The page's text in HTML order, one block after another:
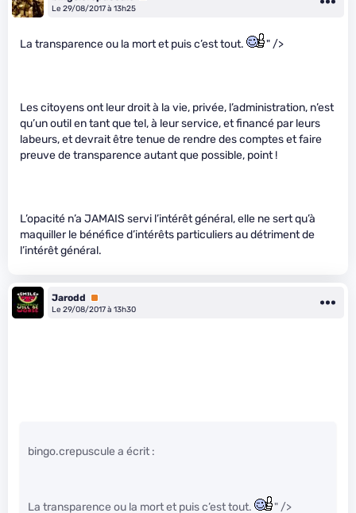
Le 29/08/2017 à 13h25
La transparence ou la mort et puis c’est tout. " />
Les citoyens ont leur droit à la vie, privée, l’administration, n’est
qu’un outil en tant que tel, à leur service, et financé par leurs
labeurs, et devrait être tenue de rendre des comptes et faire
preuve de transparence autant que possible, point !
L’opacité n’a JAMAIS servi l’intérêt général, elle ne sert qu’à
maquiller le bénéfice d’intérêts particuliers au détriment de
l’intérêt général.
Jarodd
Premium
Le 29/08/2017 à 13h30
bingo.crepuscule a écrit :
La transparence ou la mort et puis c’est tout. " />